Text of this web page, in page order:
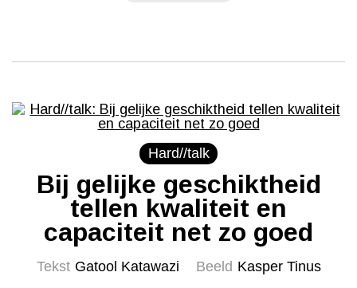
Hard//talk
Bij gelijke geschiktheid
tellen kwaliteit en
capaciteit net zo goed
Tekst Gatool Katawazi Beeld Kasper Tinus